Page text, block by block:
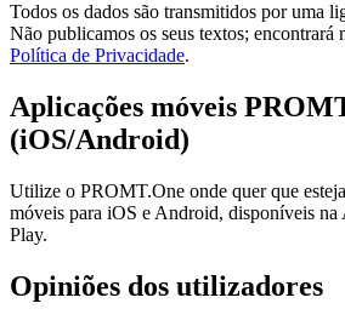
Todos os dados são transmitidos por uma
Não publicamos os seus textos; encontrará
Política de Privacidade.
Aplicações móveis
(iOS/Android)
Utilize o PROMT.One onde quer que
móveis para iOS e Android, disponíveis
Play.
Opiniões dos utilizadores